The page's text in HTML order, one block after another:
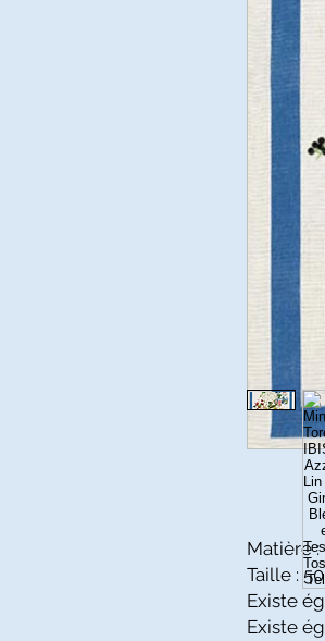
Matière :
Taille :
Existe
Existe